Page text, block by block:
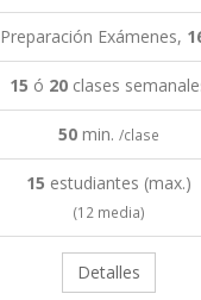
Preparación Exámenes,
15 ó 20clases
50min. /clase
15 estudiantes (max.)
(12 media)
Detalles